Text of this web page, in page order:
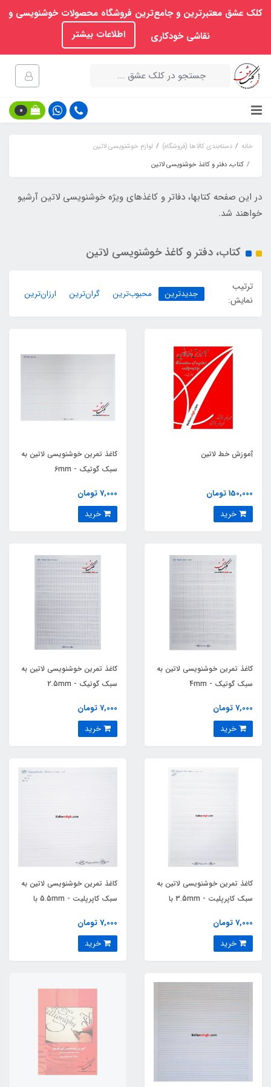
کلک عشق معتبرترین و جامع‌ترین فروشگاه محصولات خوشنویسی و
نقاشی خودکاری
اطلاعات بیشتر
0
خانه دسته‌بندی کالاها (فروشگاه)
لوازم خوشنویسی لاتین
کتاب، دفتر و کاغذ خوشنویسی لاتین
در این صفحه کتابها، دفاتر و کاغذهای ویژه خوشنویسی لاتین آرشیو
خواهند شد.
کتاب، دفتر و کاغذ خوشنویسی لاتین
ترتیب
نمایش:
جدیدترین محبوب‌ترین گران‌ترین ارزان‌ترین
آموزش خط لاتین
150,000 تومان
کاغذ تمرین خوشنویسی لاتین به
سبک گوتیک - 6mm
7,000 تومان
کاغذ تمرین خوشنویسی لاتین به
سبک گوتیک - 4mm
7,000 تومان
کاغذ تمرین خوشنویسی لاتین به
سبک گوتیک - 2.5mm
7,000 تومان
کاغذ تمرین خوشنویسی لاتین به
سبک کاپرپلیت - 3.5mm با
7,000 تومان
کاغذ تمرین خوشنویسی لاتین به
سبک کاپرپلیت - 5.5mm با
7,000 تومان